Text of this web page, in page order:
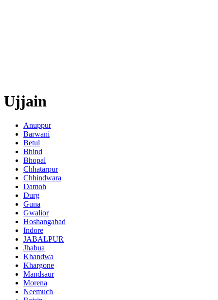
Ujjain
Anuppur
Barwani
Betul
Bhind
Bhopal
Chhatarpur
Chhindwara
Damoh
Durg
Guna
Gwalior
Hoshangabad
Indore
JABALPUR
Jhabua
Khandwa
Khargone
Mandsaur
Morena
Neemuch